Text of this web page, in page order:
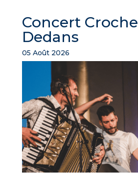
Concert Croche
Dedans
05 Août 2026